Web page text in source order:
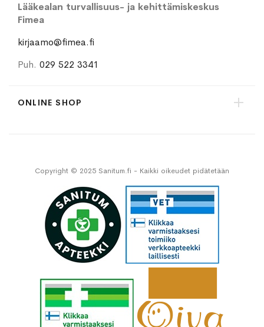
Lääkealan turvallisuus- ja kehittämiskeskus
Fimea
kirjaamo@fimea.fi
Puh. 029 522 3341
ONLINE SHOP
Copyright © 2025 Sanitum.fi - Kaikki oikeudet pidätetään